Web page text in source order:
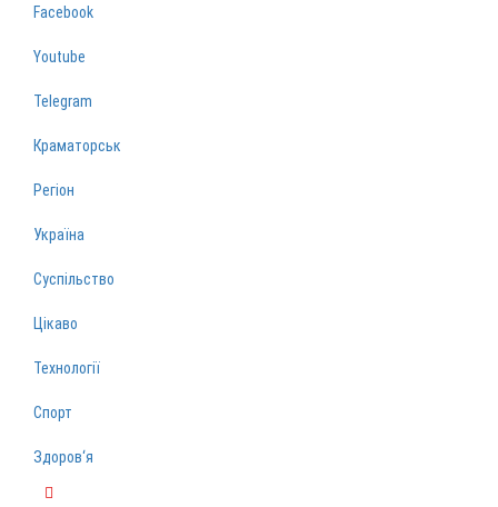
Facebook
Youtube
Telegram
Краматорськ
Регіон
Україна
Суспільство
Цікаво
Технології
Спорт
Здоров‘я